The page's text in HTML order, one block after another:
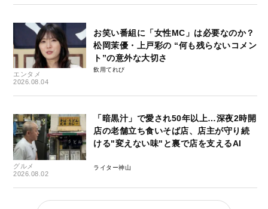
エンタメ
2026.08.04
お笑い番組に「女性MC」は必要なのか？
松岡茉優・上戸彩の “何も残らないコメン
ト”の意外な大切さ
飲用てれび
グルメ
2026.08.02
「暗黒汁」で愛され50年以上…深夜2時開
店の老舗立ち食いそば店、店主が守り続
ける"変えない味"と裏で店を支えるAI
ライター神山